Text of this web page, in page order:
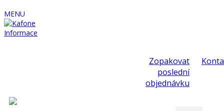
MENU
Informace
Zopakovat
poslední
objednávku